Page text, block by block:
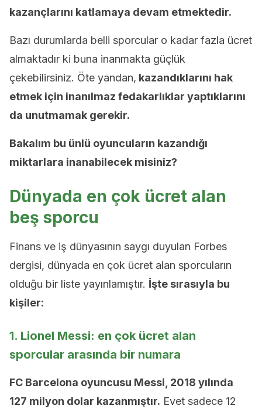
kazançlarını katlamaya devam etmektedir.
Bazı durumlarda belli sporcular o kadar fazla ücret
almaktadır ki buna inanmakta güçlük
çekebilirsiniz. Öte yandan, kazandıklarını hak
etmek için inanılmaz fedakarlıklar yaptıklarını
da unutmamak gerekir.
Bakalım bu ünlü oyuncuların kazandığı
miktarlara inanabilecek misiniz?
Dünyada en çok ücret alan
beş sporcu
Finans ve iş dünyasının saygı duyulan Forbes
dergisi, dünyada en çok ücret alan sporcuların
olduğu bir liste yayınlamıştır. İşte sırasıyla bu
kişiler:
1. Lionel Messi: en çok ücret alan
sporcular arasında bir numara
FC Barcelona oyuncusu Messi, 2018 yılında
127 milyon dolar kazanmıştır. Evet sadece 12